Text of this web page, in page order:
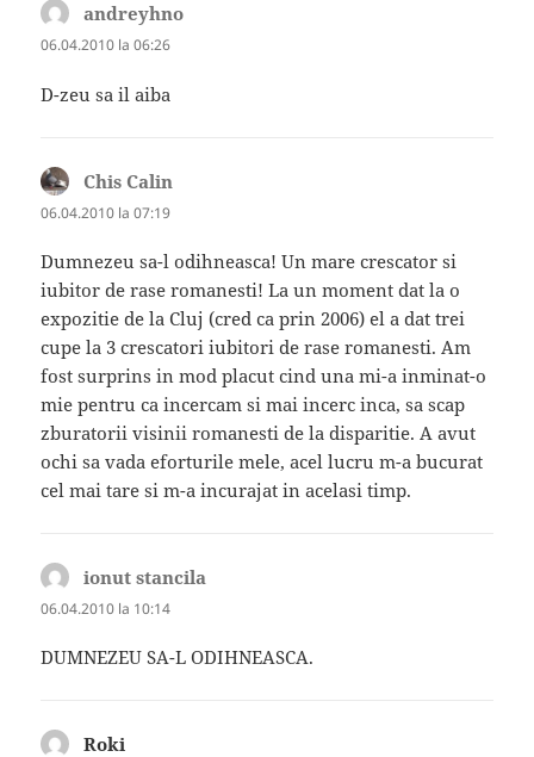
andreyhno
06.04.2010 la 06:26
D-zeu sa il aiba
Chis Calin
06.04.2010 la 07:19
Dumnezeu sa-l odihneasca! Un mare crescator si
iubitor de rase romanesti! La un moment dat la o
expozitie de la Cluj (cred ca prin 2006) el a dat trei
cupe la 3 crescatori iubitori de rase romanesti. Am
fost surprins in mod placut cind una mi-a inminat-o
mie pentru ca incercam si mai incerc inca, sa scap
zburatorii visinii romanesti de la disparitie. A avut
ochi sa vada eforturile mele, acel lucru m-a bucurat
cel mai tare si m-a incurajat in acelasi timp.
ionut stancila
06.04.2010 la 10:14
DUMNEZEU SA-L ODIHNEASCA.
Roki